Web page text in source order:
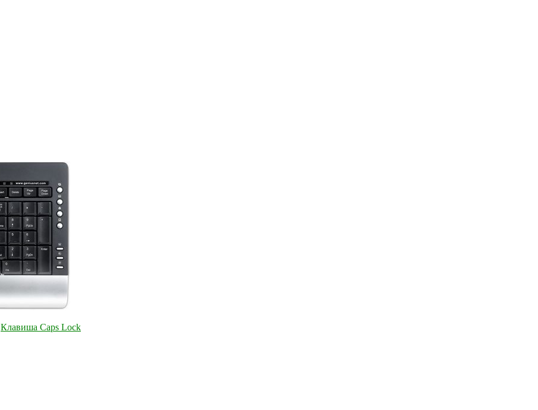
Клавиша Caps Lock